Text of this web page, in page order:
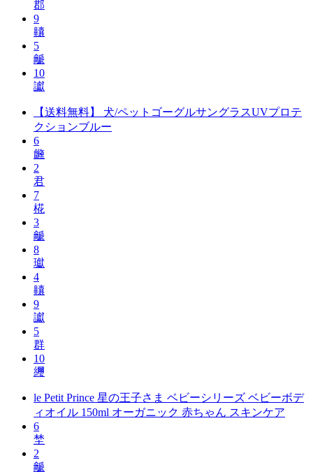
郡
9
齉
5
䶵
10
讞
【送料無料】 犬/ペットゴーグルサングラスUVプロテ
クションブルー
6
虪
2
君
7
椛
3
䶵
8
瓛
4
齉
9
讞
5
群
10
䌳
le Petit Prince 星の王子さま ベビーシリーズ ベビーボデ
ィオイル 150ml オーガニック 赤ちゃん スキンケア
6
埜
2
䶵